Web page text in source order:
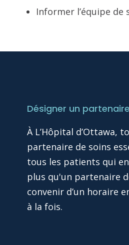
Informer l’équipe
Désigner un
À L’Hôpital d’Ottawa,
partenaire de soins
tous les patients qui
plus qu'un partenaire
convenir d’un horaire
à la fois.